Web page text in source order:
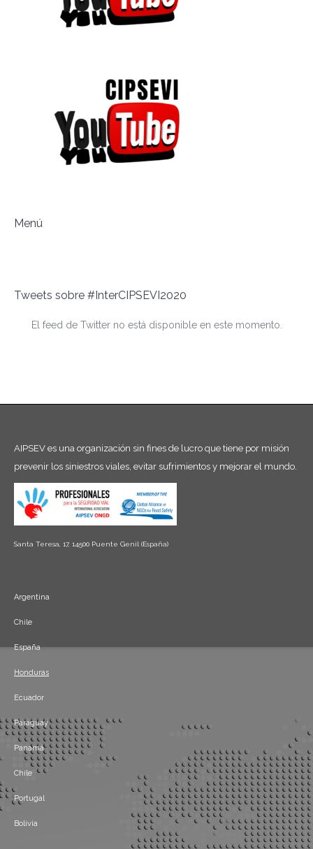
Menú
Tweets sobre #InterCIPSEVI2020
El feed de Twitter no está disponible en este momento.
AIPSEV es una organización sin fines de lucro que tiene por misión
prevenir los siniestros viales, evitar sufrimientos y mejorar el mundo.
Santa Teresa, 17, 14500 Puente Genil (España)
Argentina
Chile
España
Honduras
Ecuador
Paraguay
Panamá
Chile
Portugal
Bolivia